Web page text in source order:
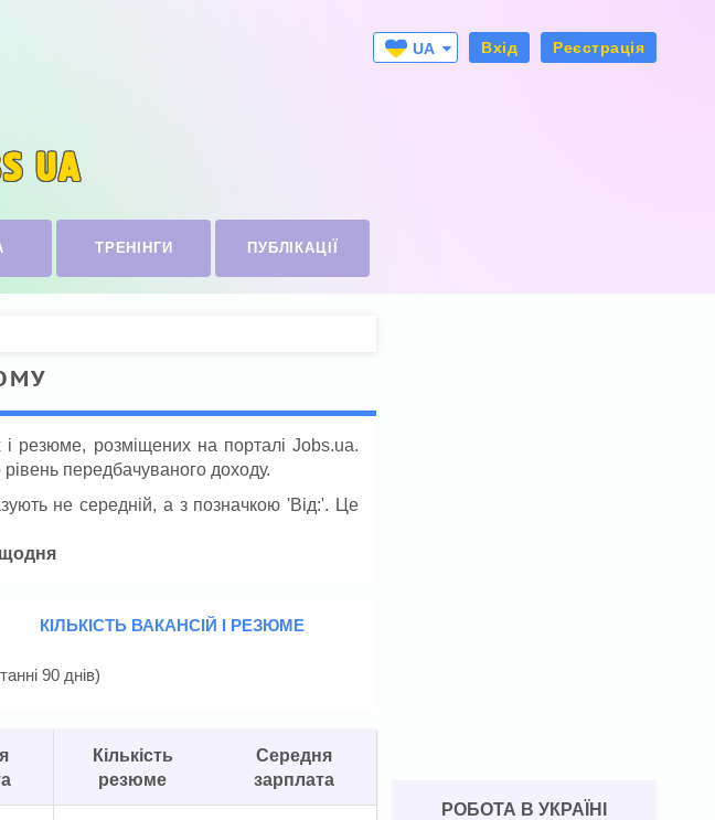
UA
Вхід Реєстрація
UA
ТРЕНІНГИ ПУБЛІКАЦІЇ
і резюме, розміщених на порталі Jobs.ua.
передбачуваного доходу.
не середній, а з позначкою 'Від:'. Це
щодня
КІЛЬКІСТЬ ВАКАНСІЙ І РЕЗЮМЕ
90 днів)
Кількість
резюме
Середня
зарплата
РОБОТА В УКРАЇНІ